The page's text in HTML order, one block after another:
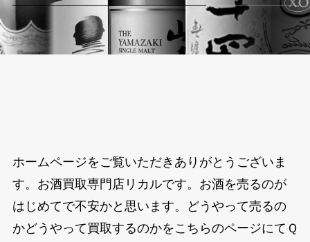
ホームページをご覧いただきありがとうございま
す。お酒買取専門店リカルです。お酒を売るのが
はじめてで不安かと思います。どうやって売るの
かどうやって買取するのかをこちらのページにてＱ